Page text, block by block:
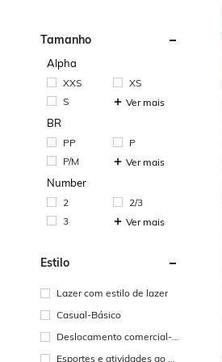
Tamanho
Alpha
XXS
XS
S
Ver mais
BR
PP
P
P/M
Ver mais
Number
2
2/3
3
Ver mais
Estilo
Lazer com estilo de lazer
Casual-Básico
Deslocamento comercial-c
Esportes e atividades ao ar